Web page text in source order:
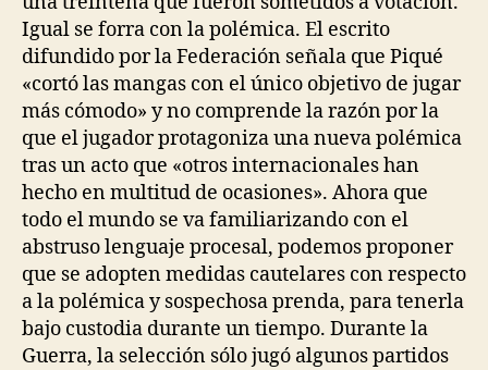
Igual se forra con la polémica. El escrito
difundido por la Federación señala que Piqué
«cortó las mangas con el único objetivo de jugar
más cómodo» y no comprende la razón por la
que el jugador protagoniza una nueva polémica
tras un acto que «otros internacionales han
hecho en multitud de ocasiones». Ahora que
todo el mundo se va familiarizando con el
abstruso lenguaje procesal, podemos proponer
que se adopten medidas cautelares con respecto
a la polémica y sospechosa prenda, para tenerla
bajo custodia durante un tiempo. Durante la
Guerra, la selección sólo jugó algunos partidos